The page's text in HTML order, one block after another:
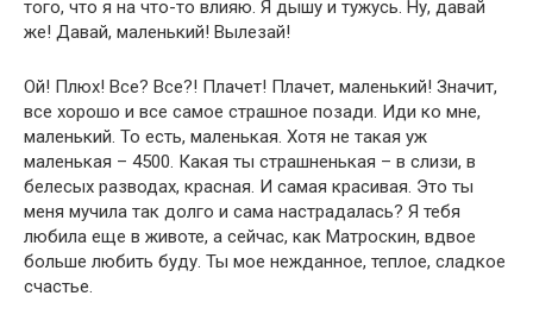
того, что я на что-то влияю. Я дышу и тужусь. Ну, давай
же! Давай, маленький! Вылезай!
Ой! Плюх! Все? Все?! Плачет! Плачет, маленький! Значит,
все хорошо и все самое страшное позади. Иди ко мне,
маленький. То есть, маленькая. Хотя не такая уж
маленькая – 4500. Какая ты страшненькая – в слизи, в
белесых разводах, красная. И самая красивая. Это ты
меня мучила так долго и сама настрадалась? Я тебя
любила еще в животе, а сейчас, как Матроскин, вдвое
больше любить буду. Ты мое нежданное, теплое, сладкое
счастье.